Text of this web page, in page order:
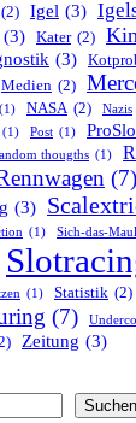
(2) Igel (3)
(3) Kater (2)
(3)
Medien (2)
(1) NASA (2) Nazis
(1) Post (1)
thougths (1)
(7)
(3)
(1) Sich-das-
(1) Statistik (2)
(7)
Zeitung (3)
Suchen